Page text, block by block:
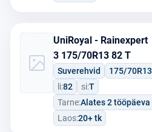
UniRoyal - Rainexpert
3 175/70R13 82 T
Suverehvid
175/70R13
li:82 si:T
Tarne:Alates 2 tööpäeva
Laos:20+ tk